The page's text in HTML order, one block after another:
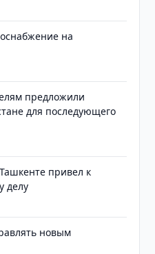
на
предложили
для последующего
привел к
делу
новым